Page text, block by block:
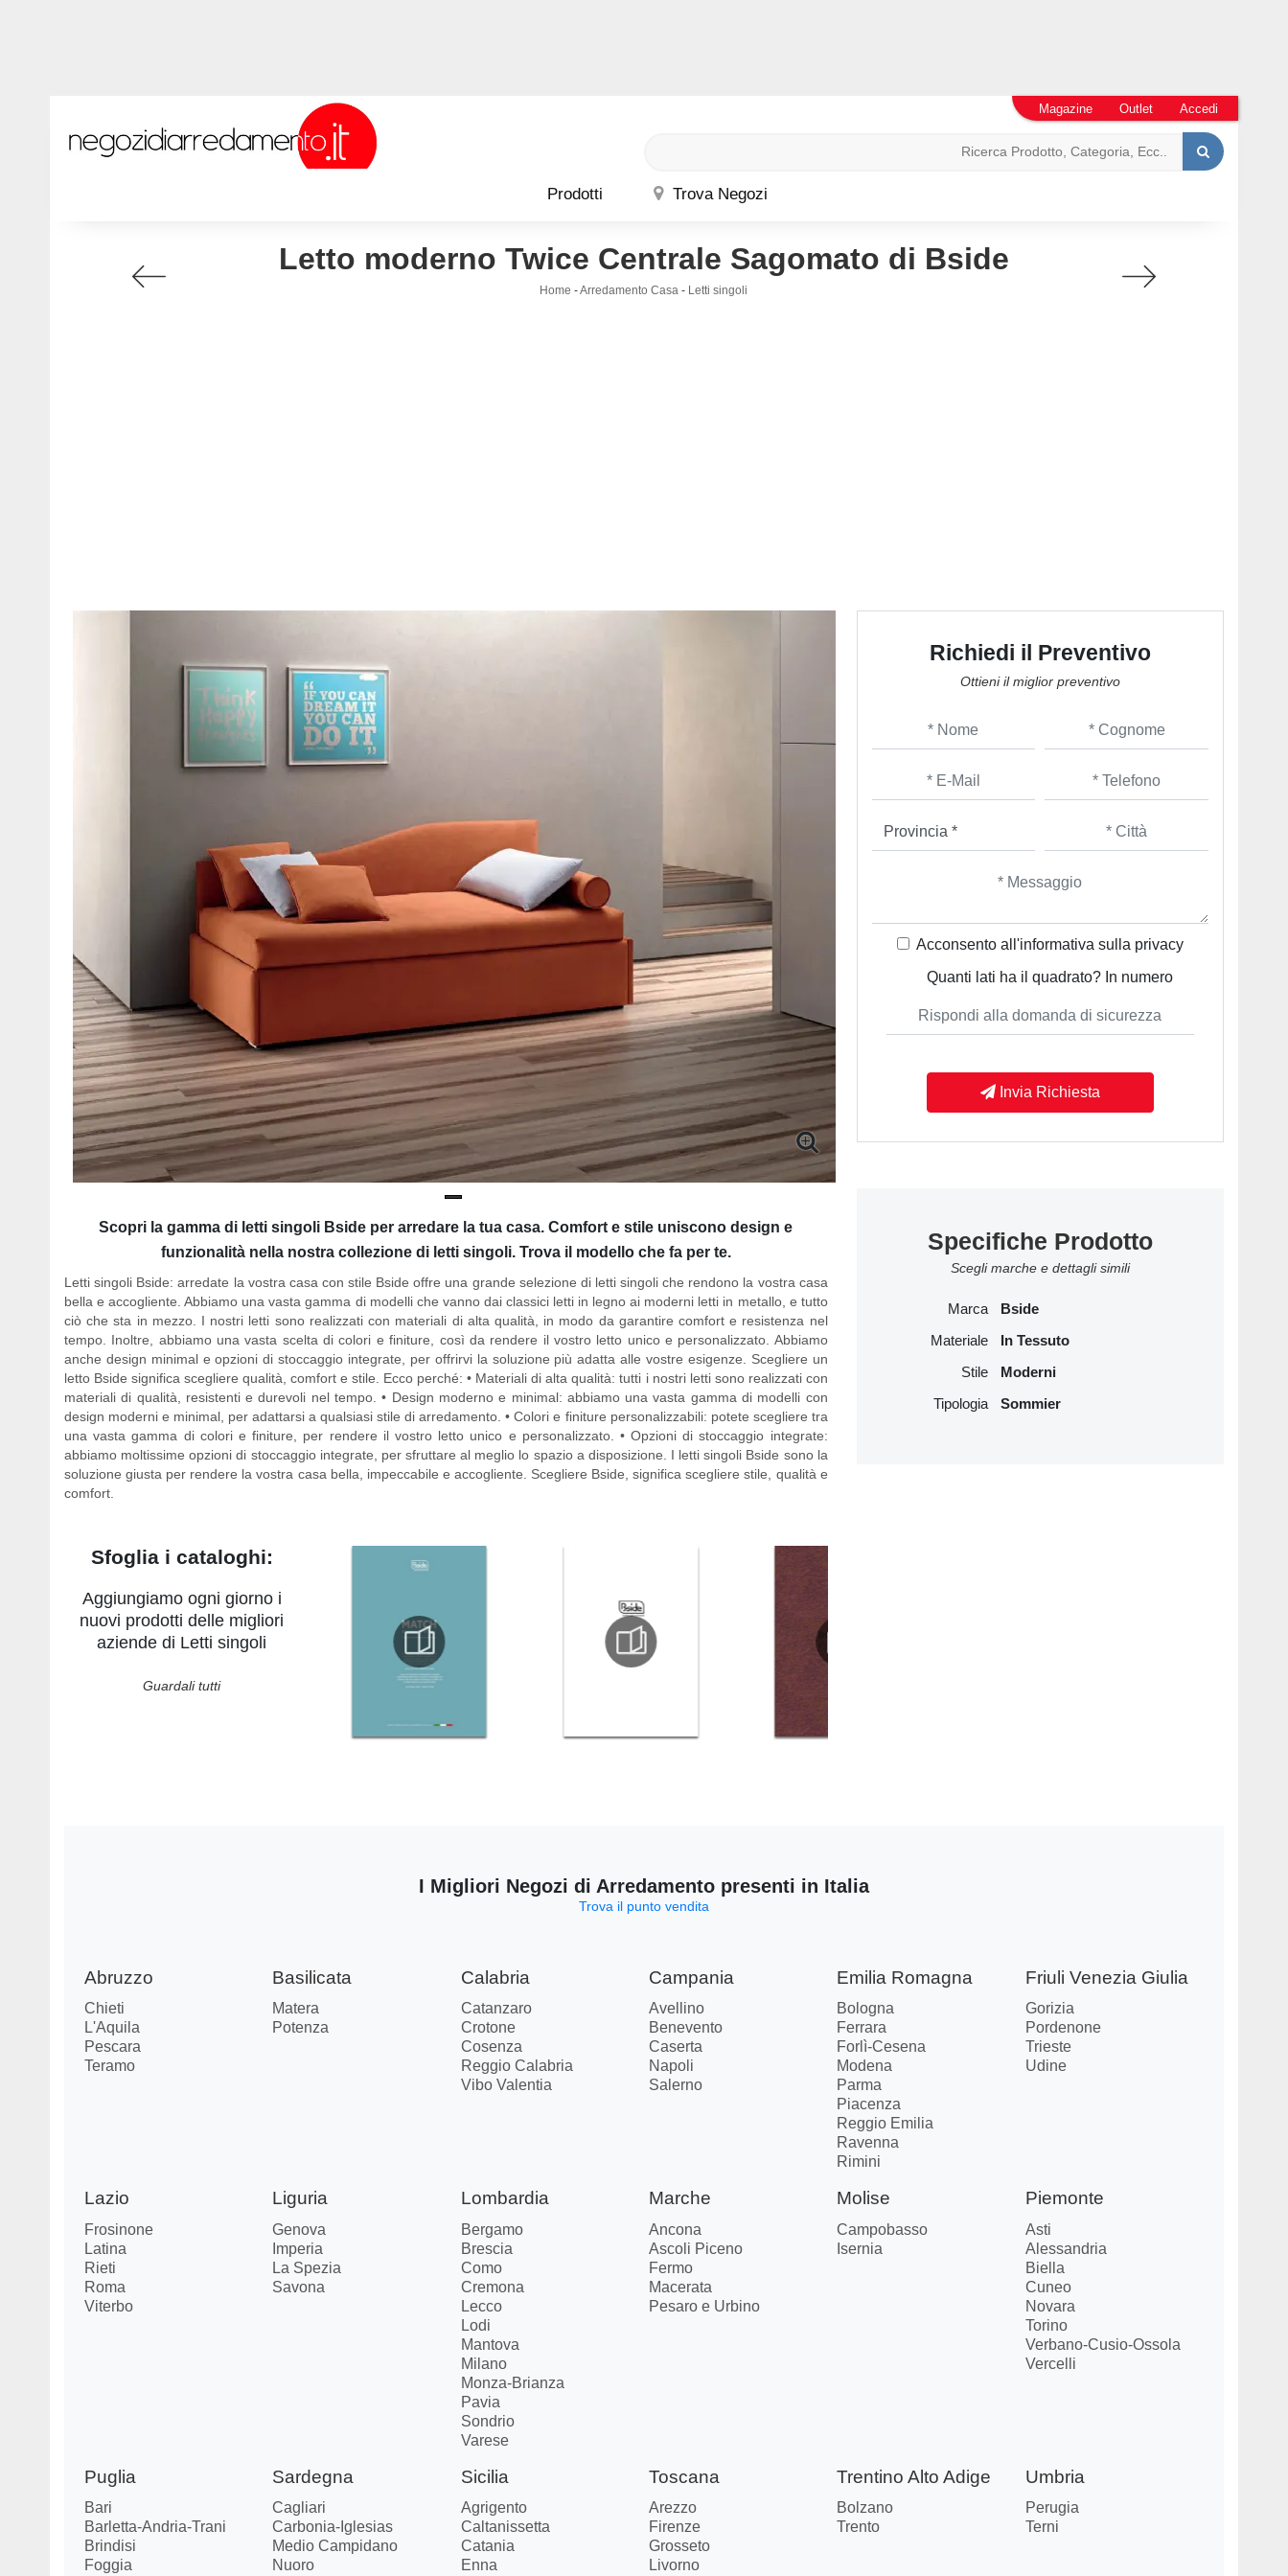
Prodotti Trova Negozi
Magazine Outlet Accedi
Letto moderno Twice Centrale Sagomato di Bside
Home -Arredamento Casa - Letti singoli
Scopri la gamma di letti singoli Bside per arredare la tua casa. Comfort e stile uniscono design e
funzionalità nella nostra collezione di letti singoli. Trova il modello che fa per te.
Letti singoli Bside: arredate la vostra casa con stile Bside offre una grande selezione di letti singoli che rendono la vostra casa
bella e accogliente. Abbiamo una vasta gamma di modelli che vanno dai classici letti in legno ai moderni letti in metallo, e tutto
ciò che sta in mezzo. I nostri letti sono realizzati con materiali di alta qualità, in modo da garantire comfort e resistenza nel
tempo. Inoltre, abbiamo una vasta scelta di colori e finiture, così da rendere il vostro letto unico e personalizzato. Abbiamo
anche design minimal e opzioni di stoccaggio integrate, per offrirvi la soluzione più adatta alle vostre esigenze. Scegliere un
letto Bside significa scegliere qualità, comfort e stile. Ecco perché: • Materiali di alta qualità: tutti i nostri letti sono realizzati con
materiali di qualità, resistenti e durevoli nel tempo. • Design moderno e minimal: abbiamo una vasta gamma di modelli con
design moderni e minimal, per adattarsi a qualsiasi stile di arredamento. • Colori e finiture personalizzabili: potete scegliere tra
una vasta gamma di colori e finiture, per rendere il vostro letto unico e personalizzato. • Opzioni di stoccaggio integrate:
abbiamo moltissime opzioni di stoccaggio integrate, per sfruttare al meglio lo spazio a disposizione. I letti singoli Bside sono la
soluzione giusta per rendere la vostra casa bella, impeccabile e accogliente. Scegliere Bside, significa scegliere stile, qualità e
comfort.
Sfoglia i cataloghi:
Aggiungiamo ogni giorno i
nuovi prodotti delle migliori
aziende di Letti singoli
Guardali tutti
Richiedi il Preventivo
Ottieni il miglior preventivo
Acconsento all'informativa sulla privacy
Quanti lati ha il quadrato? In numero
Invia Richiesta
Specifiche Prodotto
Scegli marche e dettagli simili
Marca Bside
Materiale In Tessuto
Stile Moderni
Tipologia Sommier
I Migliori Negozi di Arredamento presenti in Italia
Trova il punto vendita
Abruzzo
Chieti
L'Aquila
Pescara
Teramo
Basilicata
Matera
Potenza
Calabria
Catanzaro
Crotone
Cosenza
Reggio Calabria
Vibo Valentia
Campania
Avellino
Benevento
Caserta
Napoli
Salerno
Emilia Romagna
Bologna
Ferrara
Forlì-Cesena
Modena
Parma
Piacenza
Reggio Emilia
Ravenna
Rimini
Friuli Venezia Giulia
Gorizia
Pordenone
Trieste
Udine
Lazio
Frosinone
Latina
Rieti
Roma
Viterbo
Liguria
Genova
Imperia
La Spezia
Savona
Lombardia
Bergamo
Brescia
Como
Cremona
Lecco
Lodi
Mantova
Milano
Monza-Brianza
Pavia
Sondrio
Varese
Marche
Ancona
Ascoli Piceno
Fermo
Macerata
Pesaro e Urbino
Molise
Campobasso
Isernia
Piemonte
Asti
Alessandria
Biella
Cuneo
Novara
Torino
Verbano-Cusio-Ossola
Vercelli
Puglia
Bari
Barletta-Andria-Trani
Brindisi
Foggia
Sardegna
Cagliari
Carbonia-Iglesias
Medio Campidano
Nuoro
Sicilia
Agrigento
Caltanissetta
Catania
Enna
Toscana
Arezzo
Firenze
Grosseto
Livorno
Trentino Alto Adige
Bolzano
Trento
Umbria
Perugia
Terni